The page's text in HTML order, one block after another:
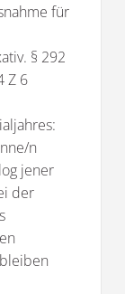
für
§ 292
Z 6
n
jener
der